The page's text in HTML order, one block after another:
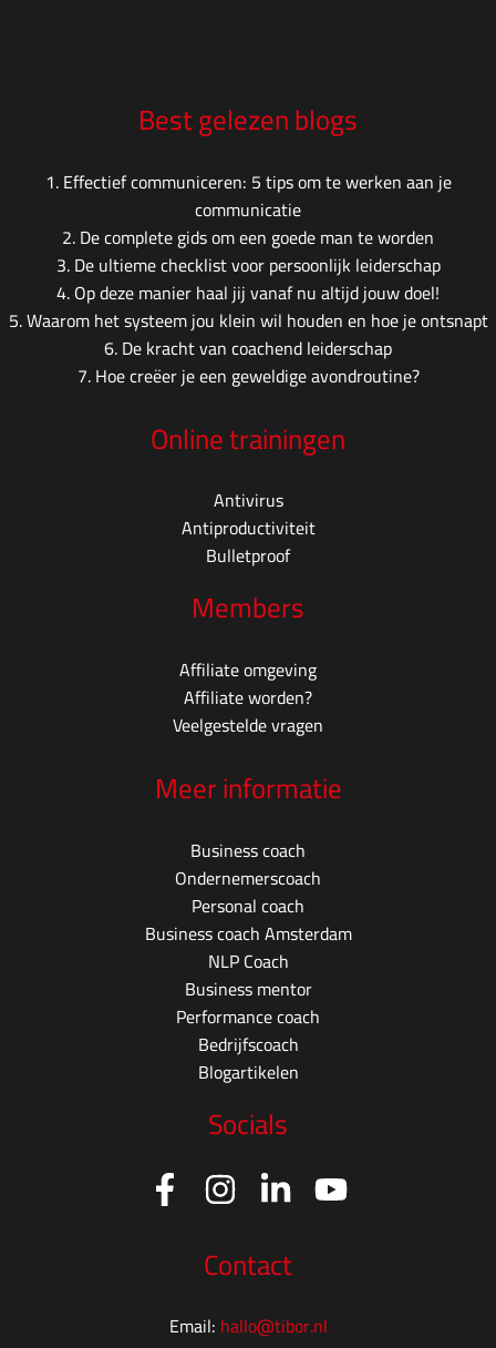
Best gelezen blogs
1.Effectief communiceren: 5 tips om te werken aan je
communicatie
2.De complete gids om een goede man te worden
3.De ultieme checklist voor persoonlijk leiderschap
4.Op deze manier haal jij vanaf nu altijd jouw doel!
5.Waarom het systeem jou klein wil houden en hoe je ontsnapt
6.De kracht van coachend leiderschap
7.Hoe creëer je een geweldige avondroutine?
Online trainingen
Antivirus
Antiproductiviteit
Bulletproof
Members
Affiliate omgeving
Affiliate worden?
Veelgestelde vragen
Meer informatie
Business coach
Ondernemerscoach
Personal coach
Business coach Amsterdam
NLP Coach
Business mentor
Performance coach
Bedrijfscoach
Blogartikelen
Socials
Contact
Email: hallo@tibor.nl